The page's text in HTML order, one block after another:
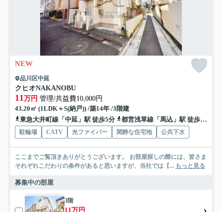
NEW
品川区中延
クヒオNAKANOBU
11万円 管理/共益費10,000円
43.20㎡ (1LDK＋S(納戸)) /築14年 /3階建
東急大井町線「中延」駅 徒歩5分
都営浅草線「馬込」駅 徒歩12分
駐輪場 CATV 光ファイバー 閑静な住宅地 公共下水
ここまでご覧頂きありがとうございます。 お部屋探しの際には、皆さま
それぞれこだわりの条件があると思いますが、当社では【... もっと見る
募集中の部屋
3階
11万円